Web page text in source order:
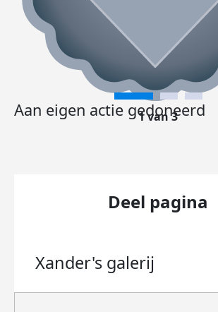
Aan eigen actie gedoneerd
1 van 3
Deel pagina
Xander's galerij